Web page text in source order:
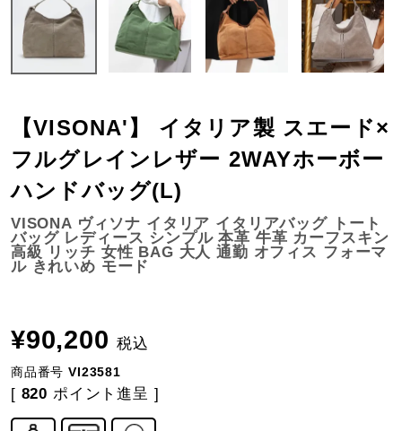
VISONA ヴィソナ イタリア イタリアバッグ トート
バッグ レディース シンプル 本革 牛革 カーフスキン
高級 リッチ 女性 BAG 大人 通勤 オフィス フォーマ
ル きれいめ モード
【VISONA'】 イタリア製 スエード×
フルグレインレザー 2WAYホーボー
ハンドバッグ(L)
¥90,200 税込
商品番号 VI23581
[ 820 ポイント進呈 ]